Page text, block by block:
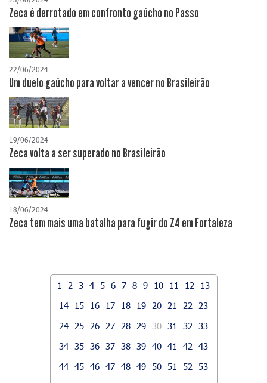
Zeca é derrotado em confronto gaúcho no Passo
22/06/2024
Um duelo gaúcho para voltar a vencer no Brasileirão
19/06/2024
Zeca volta a ser superado no Brasileirão
18/06/2024
Zeca tem mais uma batalha para fugir do Z4 em Fortaleza
1 2 3 4 5 6 7 8 9 10 11 12
13
14
15 16 17 18 19 20 21 22
23
24
25 26 27 28 29 30 31 32
33
34 35 36 37 38 39 40 41 42
43
44 45 46 47 48 49 50 51 52
53